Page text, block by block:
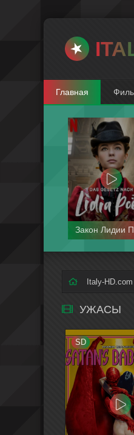
Главная
Закон Лидии
Italy-HD.com
УЖАСЫ
SD